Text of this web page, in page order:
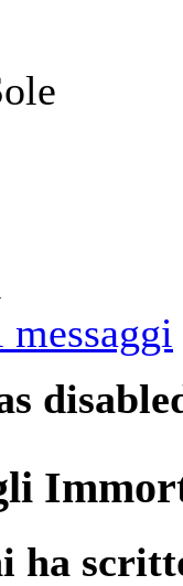
ha